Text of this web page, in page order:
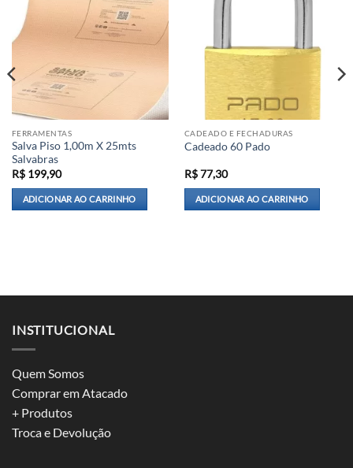
FERRAMENTAS
Salva Piso 1,00m X 25mts
Salvabras
R$199,90
ADICIONAR AO CARRINHO
CADEADO E FECHADURAS
Cadeado 60 Pado
R$77,30
ADICIONAR AO CARRINHO
INSTITUCIONAL
Quem Somos
Comprar em Atacado
+ Produtos
Troca e Devolução